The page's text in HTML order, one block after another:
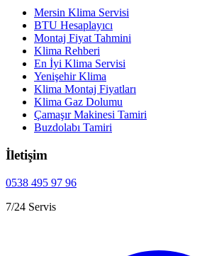
Mersin Klima Servisi
BTU Hesaplayıcı
Montaj Fiyat Tahmini
Klima Rehberi
En İyi Klima Servisi
Yenişehir Klima
Klima Montaj Fiyatları
Klima Gaz Dolumu
Çamaşır Makinesi Tamiri
Buzdolabı Tamiri
İletişim
0538 495 97 96
7/24 Servis